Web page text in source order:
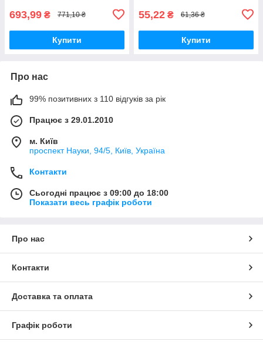
693,99 ₴ 771,10 ₴
Купити
55,22 ₴ 61,36 ₴
Купити
Про нас
99% позитивних з 110 відгуків за рік
Працює з 29.01.2010
м. Київ
проспект Науки, 94/5, Київ, Україна
Контакти
Сьогодні працює з 09:00 до 18:00
Показати весь графік роботи
Про нас
Контакти
Доставка та оплата
Графік роботи